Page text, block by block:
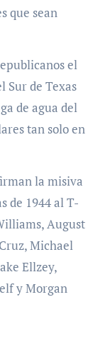
que sean
el
Sur de Texas
de agua del
tan solo en
la misiva
de 1944 al T-
August
Michael
Ellzey,
y Morgan